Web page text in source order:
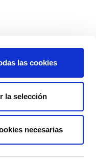
las cookies
la selección
necesarias